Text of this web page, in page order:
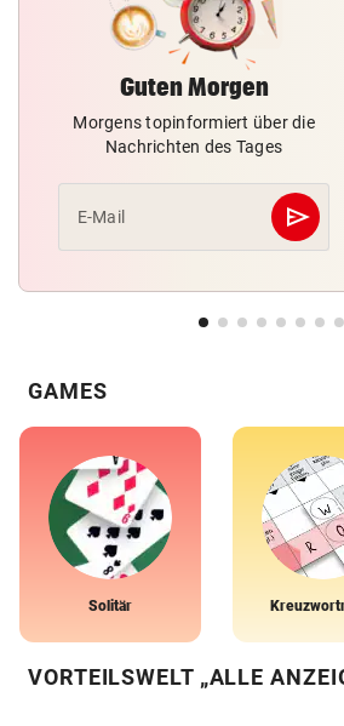
Guten Morgen
Morgens topinformiert über die
Nachrichten des Tages
E-Mail send
GAMES
Solitär
VORTEILSWELT „ALLE